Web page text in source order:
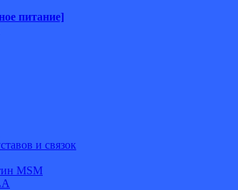
питание]
и связок
MSM